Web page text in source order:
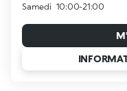
Samedi 10:00-21:00